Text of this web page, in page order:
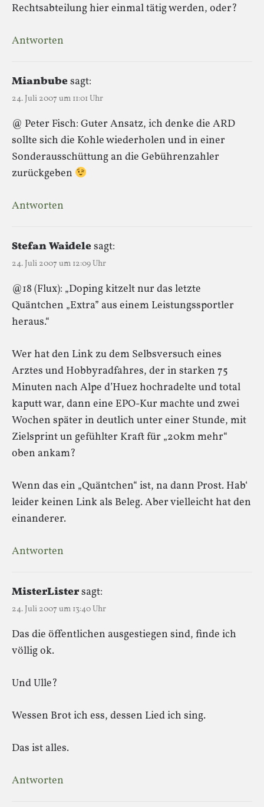
Rechtsabteilung hier einmal tätig werden, oder?
Antworten
Mianbubesagt:
24. Juli 2007 um 11:01 Uhr
@ Peter Fisch: Guter Ansatz, ich denke die ARD
sollte sich die Kohle wiederholen und in einer
Sonderausschüttung an die Gebührenzahler
zurückgeben
Antworten
Stefan Waidelesagt:
24. Juli 2007 um 12:09 Uhr
@18 (Flux): „Doping kitzelt nur das letzte
Quäntchen „Extra” aus einem Leistungssportler
heraus.“
Wer hat den Link zu dem Selbsversuch eines
Arztes und Hobbyradfahres, der in starken 75
Minuten nach Alpe d’Huez hochradelte und total
kaputt war, dann eine EPO-Kur machte und zwei
Wochen später in deutlich unter einer Stunde, mit
Zielsprint un gefühlter Kraft für „20km mehr“
oben ankam?
Wenn das ein „Quäntchen“ ist, na dann Prost. Hab‘
leider keinen Link als Beleg. Aber vielleicht hat den
einanderer.
Antworten
MisterListersagt:
24. Juli 2007 um 13:40 Uhr
Das die öffentlichen ausgestiegen sind, finde ich
völlig ok.
Und Ulle?
Wessen Brot ich ess, dessen Lied ich sing.
Das ist alles.
Antworten